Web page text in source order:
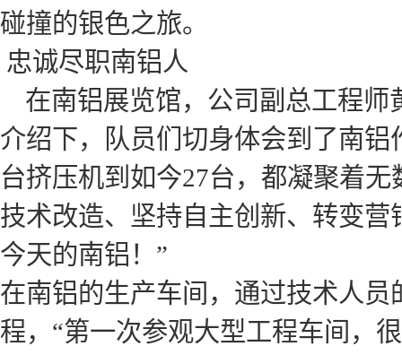
碰撞的银色之旅。
忠诚尽职南铝人
在南铝展览馆，公司副总工程师
介绍下，队员们切身体会到了南
台挤压机到如今27台，都凝聚着
技术改造、坚持自主创新、转变
今天的南铝！”
在南铝的生产车间，通过技术人
程，“第一次参观大型工程车间，